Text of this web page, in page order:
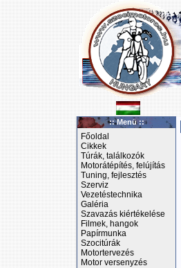
:: Menü ::
Főoldal
Cikkek
Túrák, találkozók
Motorátépítés, felújítás
Tuning, fejlesztés
Szerviz
Vezetéstechnika
Galéria
Szavazás kiértékelése
Filmek, hangok
Papírmunka
Szocitúrák
Motortervezés
Motor versenyzés